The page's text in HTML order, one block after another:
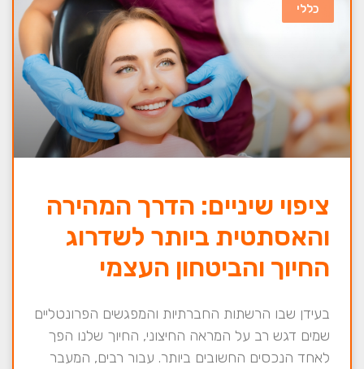
כללי
ציפוי שיניים: הדרך המהירה
והאסתטית ביותר לשדרוג
החיוך והביטחון העצמי
בעידן שבו הרשתות החברתיות והמפגשים הפרונטליים
שמים דגש רב על המראה החיצוני, החיוך שלנו הפך
לאחד הנכסים החשובים ביותר. עבור רבים, המעבר